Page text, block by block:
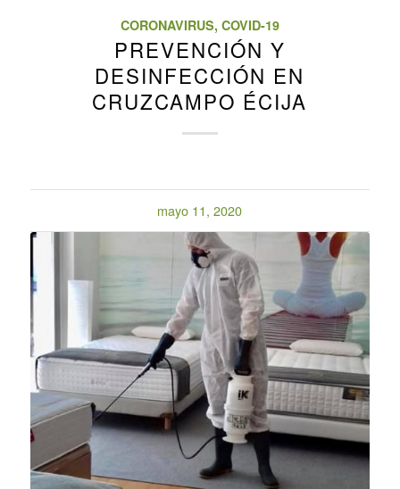
CORONAVIRUS, COVID-19
PREVENCIÓN Y
DESINFECCIÓN EN
CRUZCAMPO ÉCIJA
mayo 11, 2020